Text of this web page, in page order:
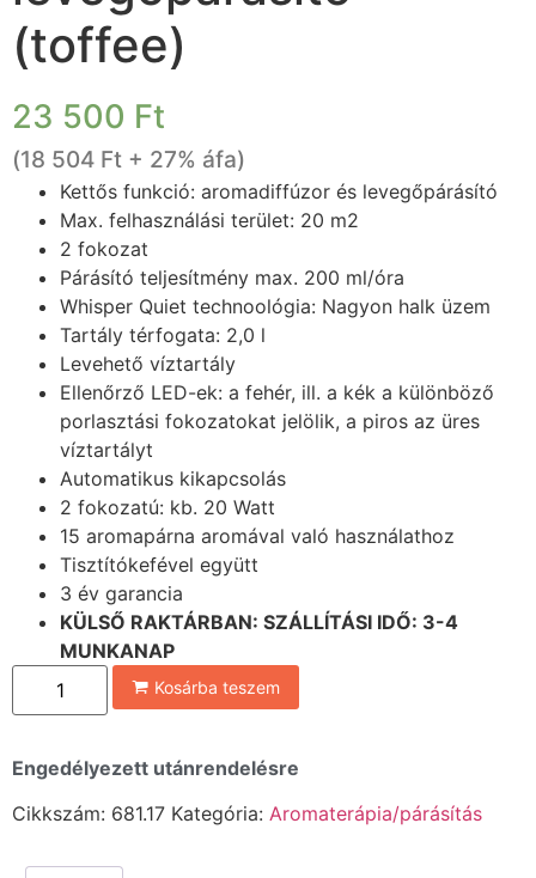
(toffee)
23 500 Ft
(18 504 Ft + 27% áfa)
Kettős funkció: aromadiffúzor és levegőpárásító
Max. felhasználási terület: 20 m2
2 fokozat
Párásító teljesítmény max. 200 ml/óra
Whisper Quiet technoológia: Nagyon halk üzem
Tartály térfogata: 2,0 l
Levehető víztartály
Ellenőrző LED-ek: a fehér, ill. a kék a különböző
porlasztási fokozatokat jelölik, a piros az üres
víztartályt
Automatikus kikapcsolás
2 fokozatú: kb. 20 Watt
15 aromapárna aromával való használathoz
Tisztítókefével együtt
3 év garancia
KÜLSŐ RAKTÁRBAN: SZÁLLÍTÁSI IDŐ: 3-4
MUNKANAP
Kosárba teszem
Engedélyezett utánrendelésre
Cikkszám: 681.17 Kategória: Aromaterápia/párásítás